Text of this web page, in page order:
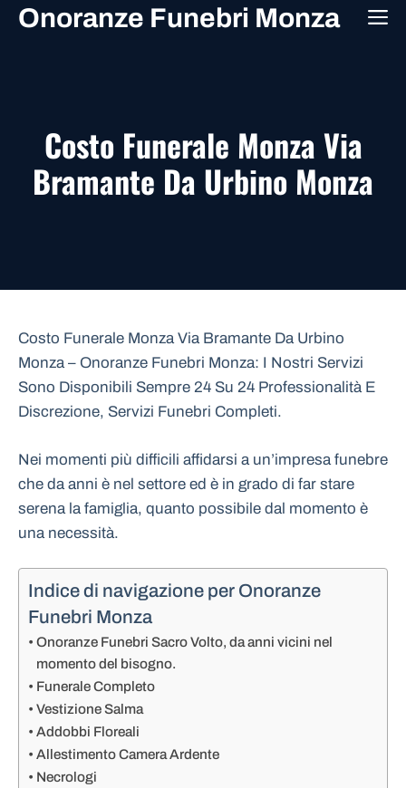
VaiOnoranze Funebri Monza
Costo Funerale Monza Via
Bramante Da Urbino Monza
Costo Funerale Monza Via Bramante Da Urbino
Monza – Onoranze Funebri Monza: I Nostri Servizi
Sono Disponibili Sempre 24 Su 24 Professionalità E
Discrezione, Servizi Funebri Completi.
Nei momenti più difficili affidarsi a un’impresa funebre
che da anni è nel settore ed è in grado di far stare
serena la famiglia, quanto possibile dal momento è
una necessità.
Indice di navigazione per Onoranze
Funebri Monza
Onoranze Funebri Sacro Volto, da anni vicini nel
momento del bisogno.
Funerale Completo
Vestizione Salma
Addobbi Floreali
Allestimento Camera Ardente
Necrologi